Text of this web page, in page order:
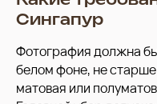
Сингапур
Фотография должна
белом фоне, не
матовая или